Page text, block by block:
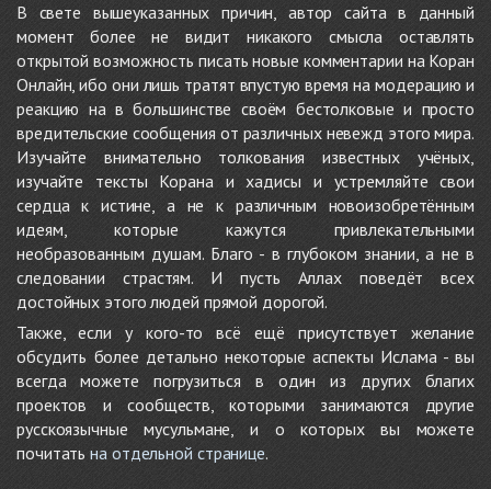
В свете вышеуказанных причин, автор сайта в данный
момент более не видит никакого смысла оставлять
открытой возможность писать новые комментарии на Коран
Онлайн, ибо они лишь тратят впустую время на модерацию и
реакцию на в большинстве своём бестолковые и просто
вредительские сообщения от различных невежд этого мира.
Изучайте внимательно толкования известных учёных,
изучайте тексты Корана и хадисы и устремляйте свои
сердца к истине, а не к различным новоизобретённым
идеям, которые кажутся привлекательными
необразованным душам. Благо - в глубоком знании, а не в
следовании страстям. И пусть Аллах поведёт всех
достойных этого людей прямой дорогой.
Также, если у кого-то всё ещё присутствует желание
обсудить более детально некоторые аспекты Ислама - вы
всегда можете погрузиться в один из других благих
проектов и сообществ, которыми занимаются другие
русскоязычные мусульмане, и о которых вы можете
почитатьна отдельной странице.